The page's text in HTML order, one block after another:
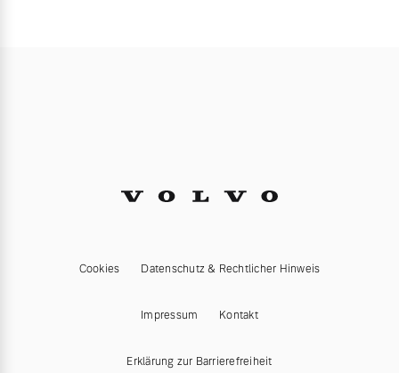
Cookies Datenschutz & Rechtlicher Hinweis
Impressum Kontakt
Erklärung zur Barrierefreiheit